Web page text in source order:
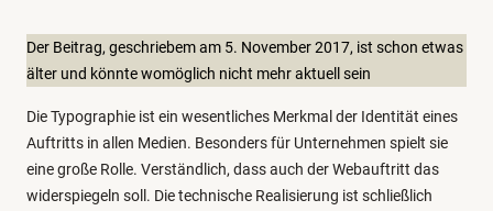
g
o
r
i
e
n
Der Beitrag, geschriebem am 5. November 2017, ist schon etwas
älter und könnte womöglich nicht mehr aktuell sein
Die Typographie ist ein wesentliches Merkmal der Identität eines
Auftritts in allen Medien. Besonders für Unternehmen spielt sie
eine große Rolle. Verständlich, dass auch der Webauftritt das
widerspiegeln soll. Die technische Realisierung ist schließlich